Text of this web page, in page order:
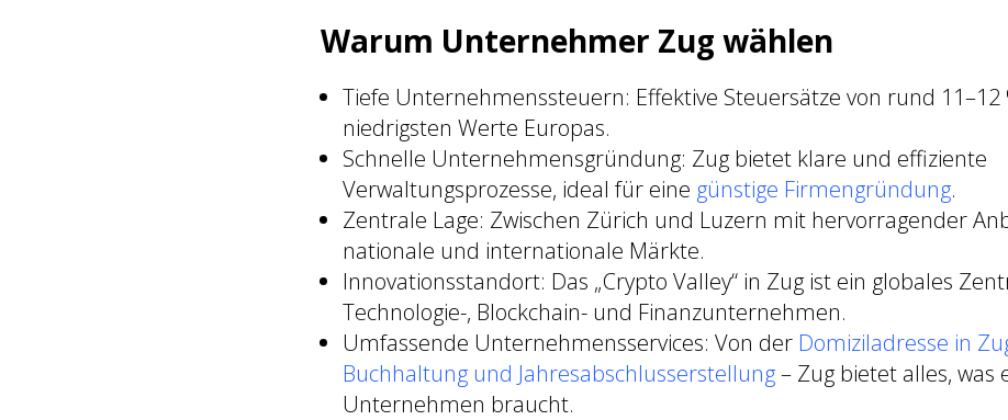
Warum Unternehmer Zug wählen
Tiefe Unternehmenssteuern: Effektive Steuersätze von rund 11–12
niedrigsten Werte Europas.
Schnelle Unternehmensgründung: Zug bietet klare und effiziente
Verwaltungsprozesse, ideal für eine günstige Firmengründung.
Zentrale Lage: Zwischen Zürich und Luzern mit hervorragender
nationale und internationale Märkte.
Innovationsstandort: Das „Crypto Valley“ in Zug ist ein globales
Technologie-, Blockchain- und Finanzunternehmen.
Umfassende Unternehmensservices: Von der Domiziladresse in
Buchhaltung und Jahresabschlusserstellung– Zug bietet alles, was
Unternehmen braucht.